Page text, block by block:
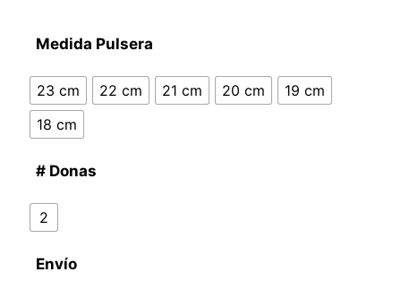
Medida Pulsera
23 cm 22 cm 21 cm 20 cm
19 cm
18 cm
# Donas
2
Envío